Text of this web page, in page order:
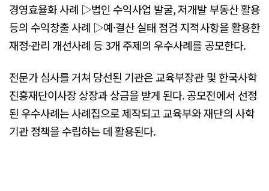
경영효율화 사례 ▷법인 수익사업 발굴, 저개발 부동산 활용
등의 수익창출 사례 ▷예·결산 실태 점검 지적사항을 활용한
재정·관리 개선사례 등 3개 주제의 우수사례를 공모한다.
전문가 심사를 거쳐 당선된 기관은 교육부장관 및 한국사학
진흥재단이사장 상장과 상금을 받게 된다. 공모전에서 선정
된 우수사례는 사례집으로 제작되고 교육부와 재단의 사학
기관 정책을 수립하는 데 활용된다.